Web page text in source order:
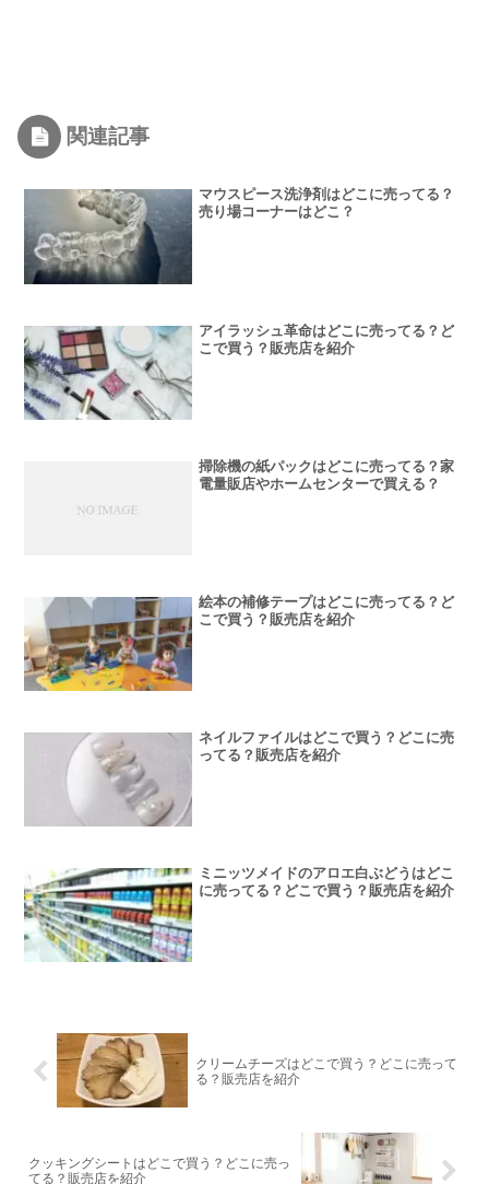
関連記事
マウスピース洗浄剤はどこに売ってる？
売り場コーナーはどこ？
アイラッシュ革命はどこに売ってる？ど
こで買う？販売店を紹介
掃除機の紙パックはどこに売ってる？家
電量販店やホームセンターで買える？
絵本の補修テープはどこに売ってる？ど
こで買う？販売店を紹介
ネイルファイルはどこで買う？どこに売
ってる？販売店を紹介
ミニッツメイドのアロエ白ぶどうはどこ
に売ってる？どこで買う？販売店を紹介
クリームチーズはどこで買う？どこに売って
る？販売店を紹介
クッキングシートはどこで買う？どこに売っ
てる？販売店を紹介